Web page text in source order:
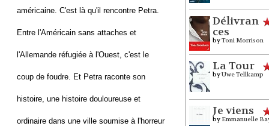
américaine. C'est là qu'il rencontre Petra.
Entre l'Américain sans attaches et
l'Allemande réfugiée à l'Ouest, c'est le
coup de foudre. Et Petra raconte son
histoire, une histoire douloureuse et
ordinaire dans une ville soumise à l'horreur
Délivran
ces
byToni Morrison
La Tour
byUwe Tellkamp
Je viens
by Emmanuelle